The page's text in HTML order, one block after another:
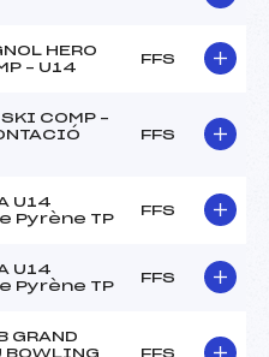
HERO
– U14
FFS
COMP –
FFS
U14
Pyrène TP
FFS
U14
Pyrène TP
FFS
GRAND
BOWLING
FFS